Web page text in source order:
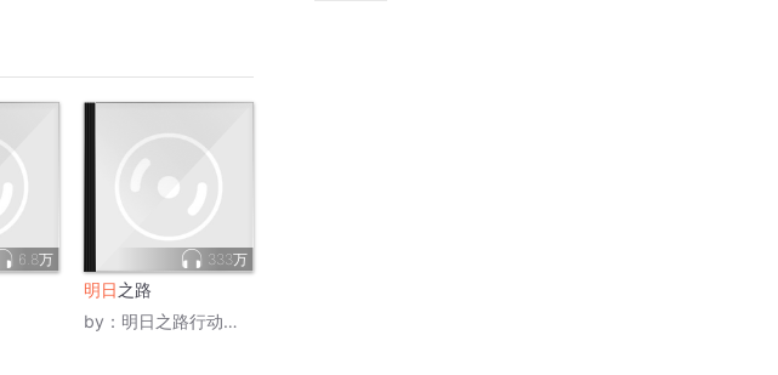
6.8万 333万
明日之路
by： 明日之路行动小组